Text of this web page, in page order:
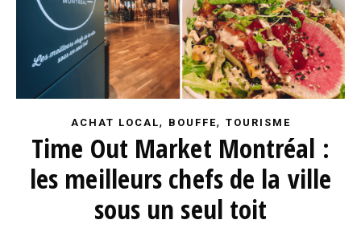
ACHAT LOCAL, BOUFFE, TOURISME
Time Out Market Montréal :
les meilleurs chefs de la ville
sous un seul toit